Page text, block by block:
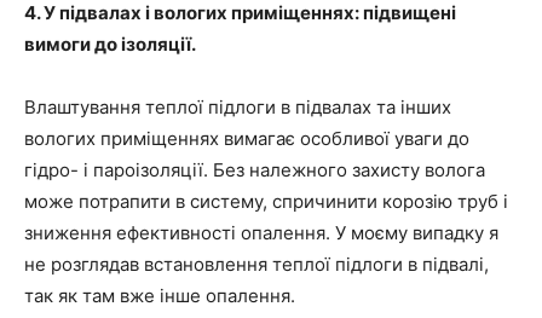
4. У підвалах і вологих приміщеннях: підвищені
вимоги до ізоляції.
Влаштування теплої підлоги в підвалах та інших
вологих приміщеннях вимагає особливої ​​уваги до
гідро- і пароізоляції. Без належного захисту волога
може потрапити в систему, спричинити корозію труб і
зниження ефективності опалення. У моєму випадку я
не розглядав встановлення теплої підлоги в підвалі,
так як там вже інше опалення.